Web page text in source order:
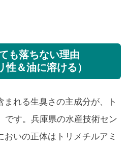
も落ちない理由
性＆油に溶ける）
れる生臭さの主成分が、ト
です。兵庫県の水産技術セン
おいの正体はトリメチルアミ